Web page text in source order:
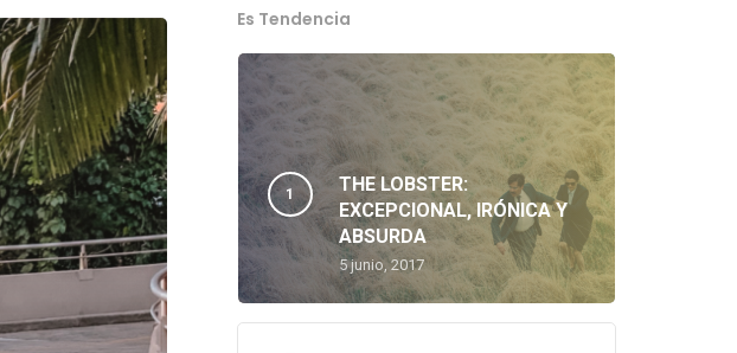
Es Tendencia
THE LOBSTER:
EXCEPCIONAL, IRÓNICA Y
ABSURDA
5 junio, 2017